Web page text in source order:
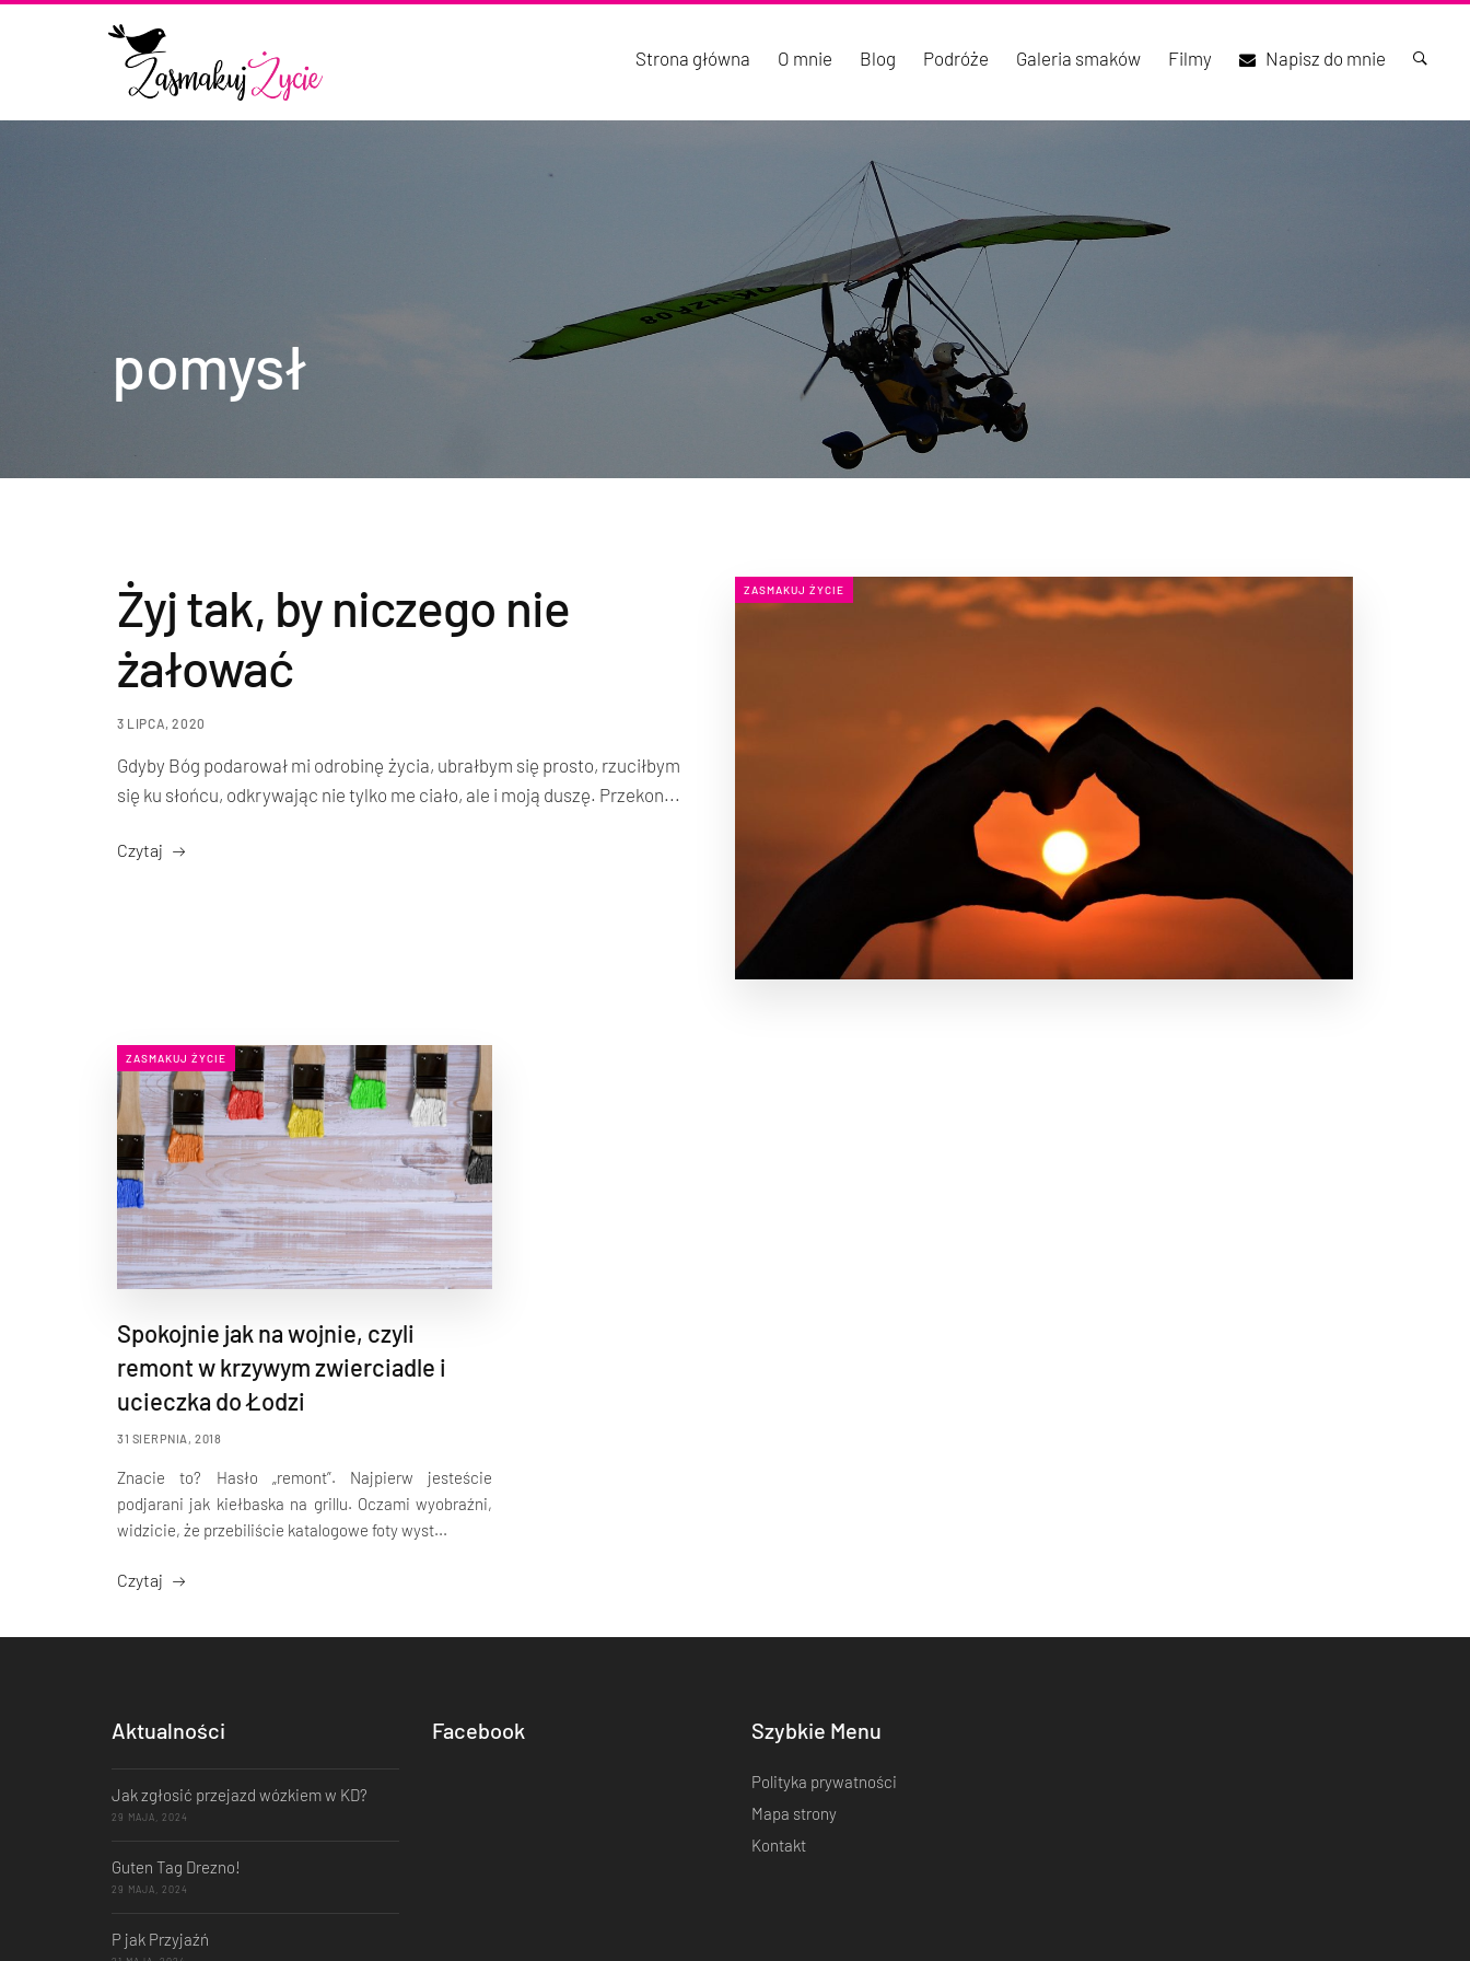
Strona główna O mnie Blog Podróże Galeria smaków Filmy Napisz do mnie
pomysł
ZASMAKUJ ŻYCIE
Żyj tak, by niczego nie
żałować
3 LIPCA, 2020
Gdyby Bóg podarował mi odrobinę życia, ubrałbym się prosto, rzuciłbym
się ku słońcu, odkrywając nie tylko me ciało, ale i moją duszę. Przekon...
Czytaj
ZASMAKUJ ŻYCIE
Spokojnie jak na wojnie, czyli
remont w krzywym zwierciadle i
ucieczka do Łodzi
31 SIERPNIA, 2018
Znacie to? Hasło „remont”. Najpierw jesteście
podjarani jak kiełbaska na grillu. Oczami wyobraźni,
widzicie, że przebiliście katalogowe foty wyst...
Czytaj
Aktualności
Jak zgłosić przejazd wózkiem w KD?
29 MAJA, 2024
Guten Tag Drezno!
29 MAJA, 2024
P jak Przyjaźń
Facebook Szybkie Menu
Polityka prywatności
Mapa strony
Kontakt